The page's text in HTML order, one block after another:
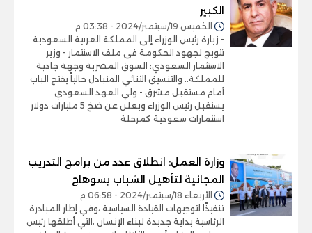
الكبير
الخميس 19/سبتمبر/2024 - 03:38 م
- زيارة رئيس الوزراء إلى المملكة العربية السعودية
تتويج لجهود الحكومة فى ملف الاستثمار - وزير
الاستثمار السعودي: السوق المصرية وجهة جاذبة
للمملكة.. والتنسيق الثنائي المتبادل حالياً يفتح الباب
أمام مستقبل مشرق - ولي العهد السعودي
يستقبل رئيس الوزراء ويعلن عن ضخ 5 مليارات دولار
استثمارات سعودية كمرحلة
وزارة العمل: انطلاق عدد من برامج التدريب
المجانية لتأهيل الشباب بسوهاج
الأربعاء 18/سبتمبر/2024 - 06:58 م
تنفيذًا لتوجيهات القيادة السياسية ،وفي إطار المبادرة
الرئاسية بداية جديدة لبناء الإنسان ،التي أطلقها رئيس